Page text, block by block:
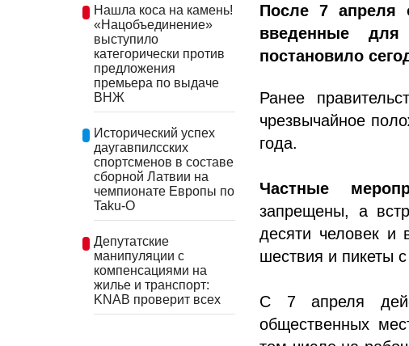
Нашла коса на камень!
«Нацобъединение»
выступило
категорически против
предложения
премьера по выдаче
ВНЖ
Исторический успех
даугавпилсских
спортсменов в составе
сборной Латвии на
чемпионате Европы по
Taku-O
Депутатские
манипуляции с
компенсациями на
жилье и транспорт:
KNAB проверит всех
После 7 апреля
введенные для
постановило
Ранее
чрезвычайное
года.
Частные
запрещены, а
десяти человек и
шествия и пикеты
С 7 апреля
общественных